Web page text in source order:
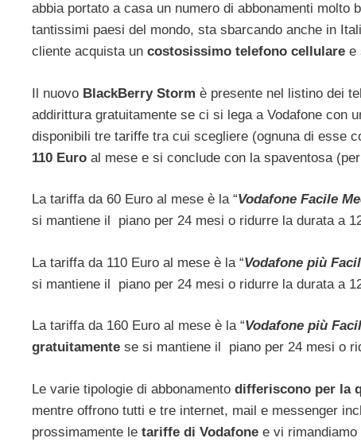
abbia portato a casa un numero di abbonamenti
tantissimi paesi del mondo, sta sbarcando anche in
cliente acquista un costosissimo telefono cellulare e
Il nuovo BlackBerry Storm è presente nel listino dei
addirittura gratuitamente se ci si lega a Vodafone con
disponibili tre tariffe tra cui scegliere (ognuna di esse
110 Euro al mese e si conclude con la spaventosa
La tariffa da 60 Euro al mese è la “Vodafone Facile
si mantiene il piano per 24 mesi o ridurre la durata a
La tariffa da 110 Euro al mese è la “Vodafone più
si mantiene il piano per 24 mesi o ridurre la durata a
La tariffa da 160 Euro al mese è la “Vodafone più
gratuitamente se si mantiene il piano per 24 mesi o
Le varie tipologie di abbonamento differiscono per la
mentre offrono tutti e tre internet, mail e messenger
prossimamente le tariffe di Vodafone e vi